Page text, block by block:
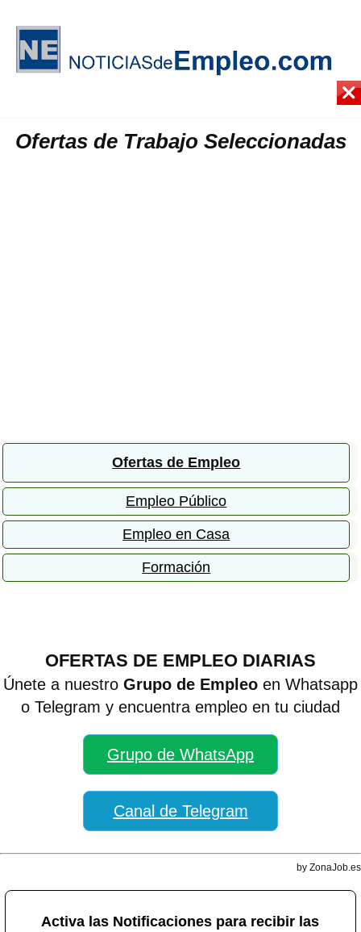
Ofertas de Trabajo Seleccionadas
Ofertas de Empleo
Empleo Público
Empleo en Casa
Formación
OFERTAS DE EMPLEO DIARIAS
Únete a nuestro Grupo de Empleo en Whatsapp
o Telegram y encuentra empleo en tu ciudad
Grupo de WhatsApp
Canal de Telegram
by ZonaJob.es
Activa las Notificaciones para recibir las